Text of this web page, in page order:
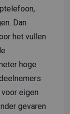
Dan
het vullen
hoge
eigen
gevaren